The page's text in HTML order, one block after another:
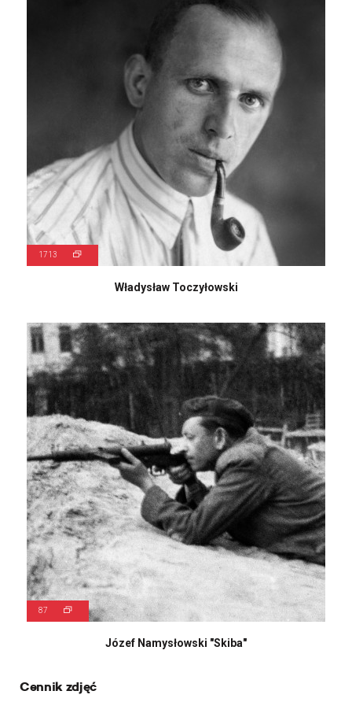
1713
Władysław Toczyłowski
87
Józef Namysłowski "Skiba"
Cennik zdjęć